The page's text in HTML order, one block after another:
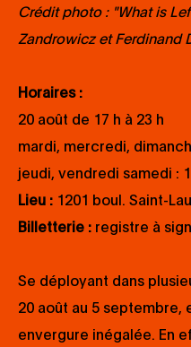
Crédit photo : "What is
Zandrowicz et Ferdinand
Horaires :
20 août de 17 h à 23 h
mardi, mercredi,
jeudi, vendredi samedi :
Lieu : 1201 boul. Saint-
Billetterie : registre à
Se déployant dans
20 août au 5
envergure inégalée. En